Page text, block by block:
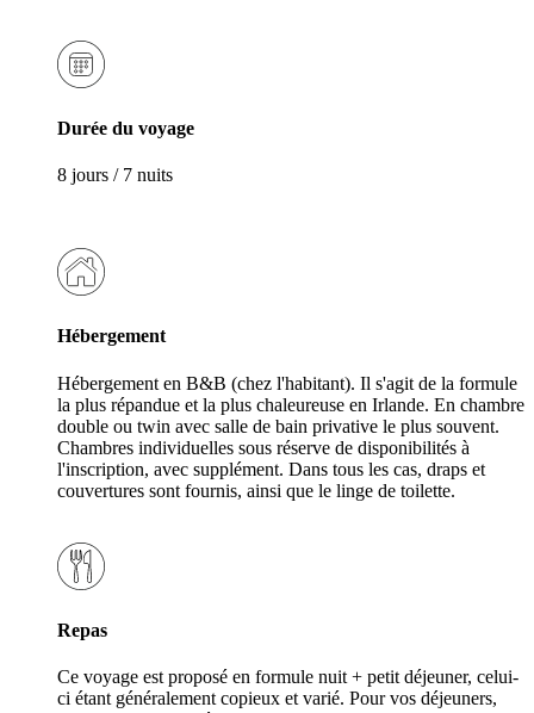
Durée du voyage
8 jours / 7 nuits
Hébergement
Hébergement en B&B (chez l'habitant). Il s'agit de la formule
la plus répandue et la plus chaleureuse en Irlande. En chambre
double ou twin avec salle de bain privative le plus souvent.
Chambres individuelles sous réserve de disponibilités à
l'inscription, avec supplément. Dans tous les cas, draps et
couvertures sont fournis, ainsi que le linge de toilette.
Repas
Ce voyage est proposé en formule nuit + petit déjeuner, celui-
ci étant généralement copieux et varié. Pour vos déjeuners,